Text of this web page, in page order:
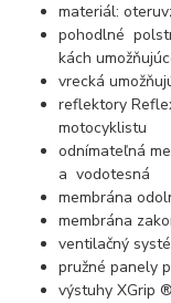
materiál:
pohodlné
kách
vrecká
reflektory
motocyklistu
odnímateľná
a vodotesná
membrána
membrána
ventilačný
pružné panely
výstuhy XGrip